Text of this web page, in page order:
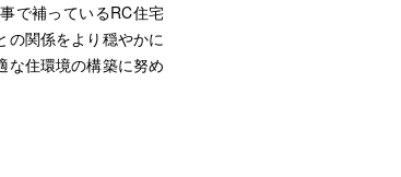
で補っているRC住宅
の関係をより穏やかに
な住環境の構築に努め